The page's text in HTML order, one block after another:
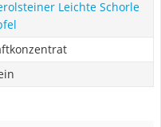
Leichte Schorle